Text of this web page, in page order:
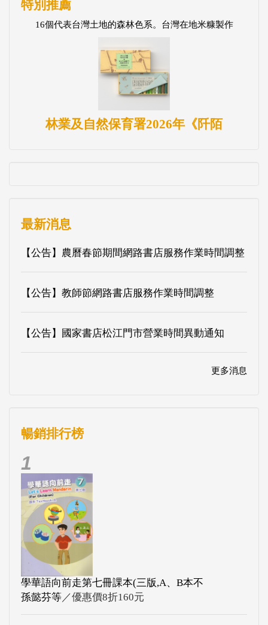
特別推薦
16個代表台灣土地的森林色系。台灣在地米糠製作
林業及自然保育署2026年《阡陌
最新消息
【公告】農曆春節期間網路書店服務作業時間調整
【公告】教師節網路書店服務作業時間調整
【公告】國家書店松江門市營業時間異動通知
更多消息
暢銷排行榜
1
學華語向前走第七冊課本(三版,A、B本不
孫懿芬等／優惠價8折160元